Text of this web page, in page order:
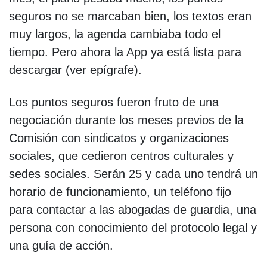
seguros no se marcaban bien, los textos eran
muy largos, la agenda cambiaba todo el
tiempo. Pero ahora la App ya está lista para
descargar (ver epígrafe).
Los puntos seguros fueron fruto de una
negociación durante los meses previos de la
Comisión con sindicatos y organizaciones
sociales, que cedieron centros culturales y
sedes sociales. Serán 25 y cada uno tendrá un
horario de funcionamiento, un teléfono fijo
para contactar a las abogadas de guardia, una
persona con conocimiento del protocolo legal y
una guía de acción.